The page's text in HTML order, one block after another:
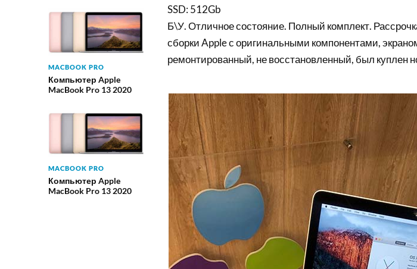
MACBOOK PRO
Компьютер Apple
MacBook Pro 13 2020
MACBOOK PRO
Компьютер Apple
MacBook Pro 13 2020
SSD: 512Gb
Б\У. Отличное состояние. Полный комплект.
сборки Apple с оригинальными компонентами,
ремонтированный, не восстановленный, был куплен